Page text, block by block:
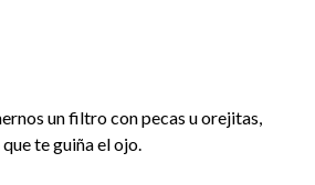
un filtro con pecas u orejitas,
te guiña el ojo.